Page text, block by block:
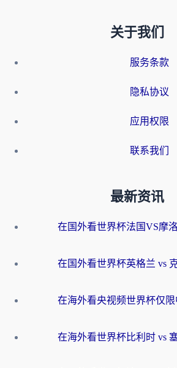
关于我们
服务条款
隐私协议
应用权限
联系我们
最新资讯